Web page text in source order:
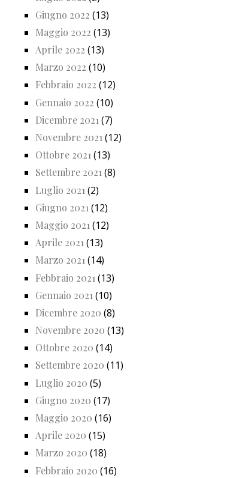
Giugno 2022 (13)
Maggio 2022 (13)
Aprile 2022 (13)
Marzo 2022 (10)
Febbraio 2022 (12)
Gennaio 2022 (10)
Dicembre 2021 (7)
Novembre 2021 (12)
Ottobre 2021(13)
Settembre 2021(8)
Luglio 2021 (2)
Giugno 2021 (12)
Maggio 2021 (12)
Aprile 2021 (13)
Marzo 2021(14)
Febbraio 2021 (13)
Gennaio 2021 (10)
Dicembre 2020 (8)
Novembre 2020 (13)
Ottobre 2020 (14)
Settembre 2020 (11)
Luglio 2020 (5)
Giugno 2020 (17)
Maggio 2020 (16)
Aprile 2020 (15)
Marzo 2020 (18)
Febbraio 2020 (16)